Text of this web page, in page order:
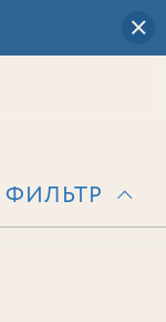
ФИЛЬТР